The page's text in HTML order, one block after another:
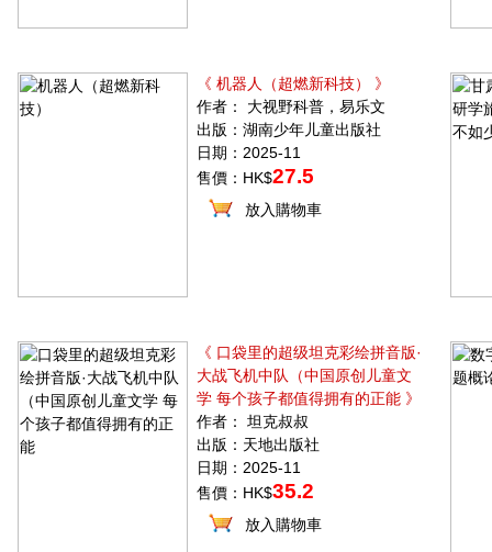
《 机器人（超燃新科技） 》
作者： 大视野科普，易乐文
出版：湖南少年儿童出版社
日期：2025-11
售價：HK$27.5
放入購物車
《 口袋里的超级坦克彩绘拼音版·
大战飞机中队（中国原创儿童文
学 每个孩子都值得拥有的正能 》
作者： 坦克叔叔
出版：天地出版社
日期：2025-11
售價：HK$35.2
放入購物車